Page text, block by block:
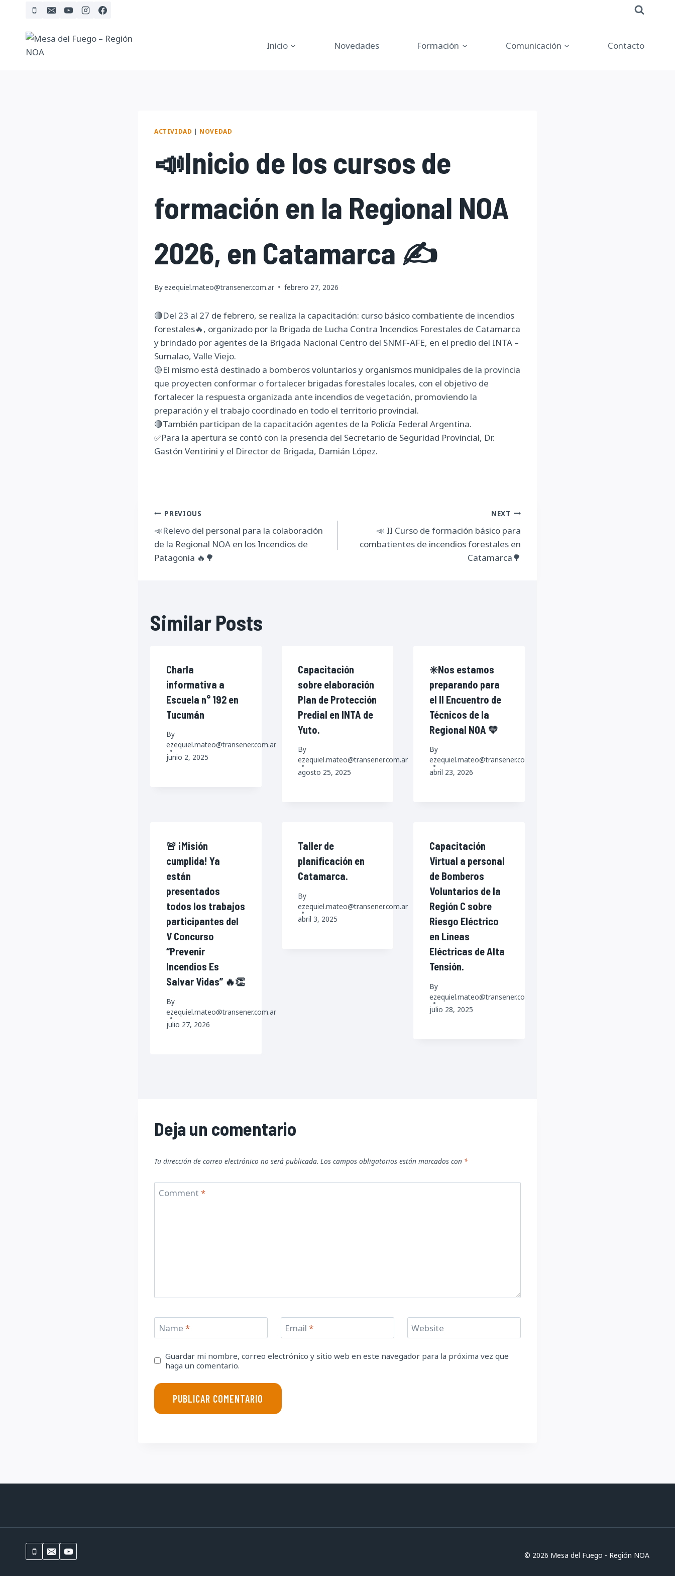
content
Inicio
Novedades Formación Comunicación Contacto
ACTIVIDAD | NOVEDAD
📣Inicio de los cursos de
formación en la Regional NOA
2026, en Catamarca ✍️
Byezequiel.mateo@transener.com.ar febrero 27, 2026
🔴Del 23 al 27 de febrero, se realiza la capacitación: curso básico combatiente de incendios
forestales🔥, organizado por la Brigada de Lucha Contra Incendios Forestales de Catamarca
y brindado por agentes de la Brigada Nacional Centro del SNMF-AFE, en el predio del INTA –
Sumalao, Valle Viejo.
🟡El mismo está destinado a bomberos voluntarios y organismos municipales de la provincia
que proyecten conformar o fortalecer brigadas forestales locales, con el objetivo de
fortalecer la respuesta organizada ante incendios de vegetación, promoviendo la
preparación y el trabajo coordinado en todo el territorio provincial.
🔴También participan de la capacitación agentes de la Policía Federal Argentina.
✅Para la apertura se contó con la presencia del Secretario de Seguridad Provincial, Dr.
Gastón Ventirini y el Director de Brigada, Damián López.
Navegación
de
entradas
PREVIOUS
📣Relevo del personal para la colaboración
de la Regional NOA en los Incendios de
Patagonia 🔥🌳
NEXT
📣 II Curso de formación básico para
combatientes de incendios forestales en
Catamarca🌳
Similar Posts
Charla
informativa a
Escuela n° 192 en
Tucumán
By
ezequiel.mateo@transener.com.ar
junio 2, 2025
Capacitación
sobre elaboración
Plan de Protección
Predial en INTA de
Yuto.
By
ezequiel.mateo@transener.com.ar
agosto 25, 2025
✳️Nos estamos
preparando para
el II Encuentro de
Técnicos de la
Regional NOA 💛
By
ezequiel.mateo@transener.com.ar
abril 23, 2026
🚨 ¡Misión
cumplida! Ya
están
presentados
todos los trabajos
participantes del
V Concurso
“Prevenir
Incendios Es
Salvar Vidas” 🔥👏
By
ezequiel.mateo@transener.com.ar
julio 27, 2026
Taller de
planificación en
Catamarca.
By
ezequiel.mateo@transener.com.ar
abril 3, 2025
Capacitación
Virtual a personal
de Bomberos
Voluntarios de la
Región C sobre
Riesgo Eléctrico
en Líneas
Eléctricas de Alta
Tensión.
By
ezequiel.mateo@transener.com.ar
julio 28, 2025
Deja un comentario
Tu dirección de correo electrónico no será publicada. Los campos obligatorios están marcados con *
Comment *
Name * Email* Website
Guardar mi nombre, correo electrónico y sitio web en este navegador para la próxima vez que
haga un comentario.
© 2026 Mesa del Fuego - Región NOA